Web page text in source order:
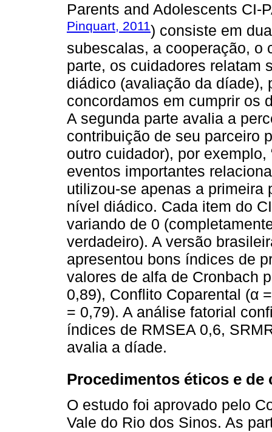
Parents and Adolescents CI-
Pinquart, 2011) consiste em
subescalas, a cooperação, o
parte, os cuidadores relatam
diádico (avaliação da díade),
concordamos em cumprir os
A segunda parte avalia a
contribuição de seu parceiro
outro cuidador), por
eventos importantes
utilizou-se apenas a primeira
nível diádico. Cada item do
variando de 0
verdadeiro). A versão
apresentou bons índices de
valores de alfa de Cronbach
0,89), Conflito Coparental (α
= 0,79). A análise fatorial
índices de RMSEA 0,6,
avalia a díade.
Procedimentos éticos e de
O estudo foi aprovado pelo
Vale do Rio dos Sinos. As